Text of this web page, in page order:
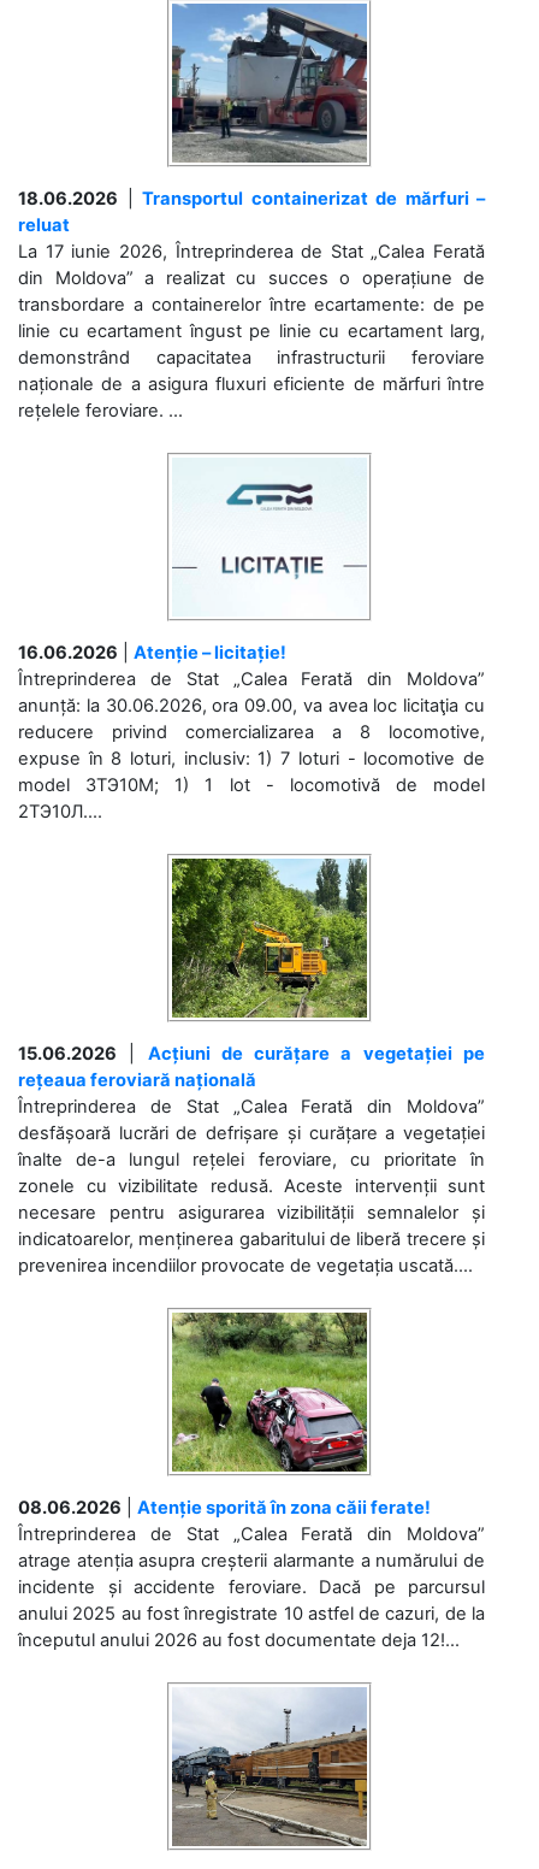
18.06.2026
Transportul containerizat de mărfuri –
reluat
La 17 iunie 2026, Întreprinderea de Stat „Calea Ferată
din Moldova” a realizat cu succes o operațiune de
transbordare a containerelor între ecartamente: de pe
linie cu ecartament îngust pe linie cu ecartament larg,
demonstrând capacitatea infrastructurii feroviare
naționale de a asigura fluxuri eficiente de mărfuri între
rețelele feroviare. ...
16.06.2026
Atenție – licitație!
Întreprinderea de Stat „Calea Ferată din Moldova”
anunță: la 30.06.2026, ora 09.00, va avea loc licitaţia cu
reducere privind comercializarea a 8 locomotive,
expuse în 8 loturi, inclusiv: 1) 7 loturi - locomotive de
model 3ТЭ10М; 1) 1 lot - locomotivă de model
2ТЭ10Л....
15.06.2026
Acțiuni de curățare a vegetației pe
rețeaua feroviară națională
Întreprinderea de Stat „Calea Ferată din Moldova”
desfășoară lucrări de defrișare și curățare a vegetației
înalte de-a lungul rețelei feroviare, cu prioritate în
zonele cu vizibilitate redusă. Aceste intervenții sunt
necesare pentru asigurarea vizibilității semnalelor și
indicatoarelor, menținerea gabaritului de liberă trecere și
prevenirea incendiilor provocate de vegetația uscată....
08.06.2026
Atenție sporită în zona căii ferate!
Întreprinderea de Stat „Calea Ferată din Moldova”
atrage atenția asupra creșterii alarmante a numărului de
incidente și accidente feroviare. Dacă pe parcursul
anului 2025 au fost înregistrate 10 astfel de cazuri, de la
începutul anului 2026 au fost documentate deja 12!...